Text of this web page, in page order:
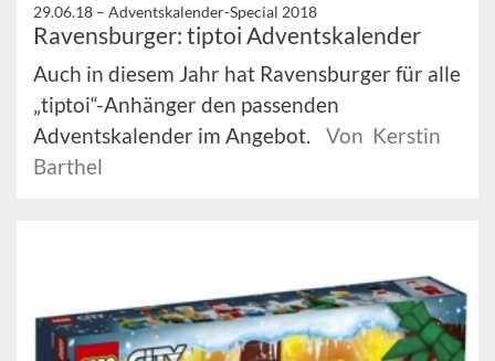
29.06.18 – Adventskalender-Special 2018
Ravensburger: tiptoi Adventskalender
Auch in diesem Jahr hat Ravensburger für alle
„tiptoi“-Anhänger den passenden
Adventskalender im Angebot.
Von Kerstin
Barthel